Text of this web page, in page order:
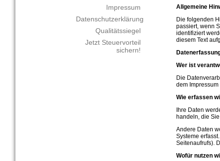
Allgemeine
Die folgenden
passiert, wenn
identifiziert
diesem Text
Wer ist
Die
dem
Wie erfassen
Ihre Daten
handeln, die
Andere Daten
Systeme
Seitenaufrufs).
Wofür nutzen
Impressum
Datenschutzerklärung
Qualitätssiegel
Jetzt Steuervorteil
sichern!